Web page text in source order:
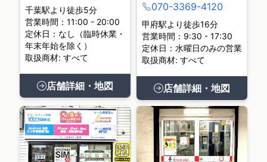
千葉駅より徒歩5分
営業時間：11:00 - 20:00
定休日：なし（臨時休業・
年末年始を除く）
取扱商材: すべて
店舗詳細・地図
070-3369-4120
甲府駅より徒歩16分
営業時間：9:30 - 17:30
定休日：水曜日のみの営業
取扱商材: すべて
店舗詳細・地図